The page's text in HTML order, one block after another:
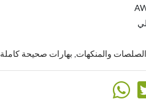
والمنكهات, بهارات صحيحة كاملة